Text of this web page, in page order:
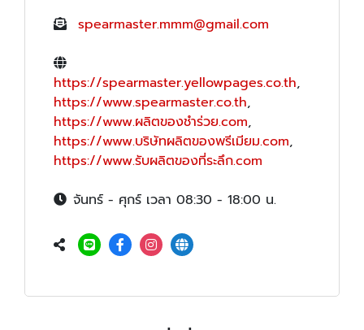
spearmaster.mmm@gmail.com
https://spearmaster.yellowpages.co.th,
https://www.spearmaster.co.th,
https://www.ผลิตของชำร่วย.com,
https://www.บริษัทผลิตของพรีเมียม.com,
https://www.รับผลิตของที่ระลึก.com
จันทร์ - ศุกร์ เวลา 08:30 - 18:00 น.